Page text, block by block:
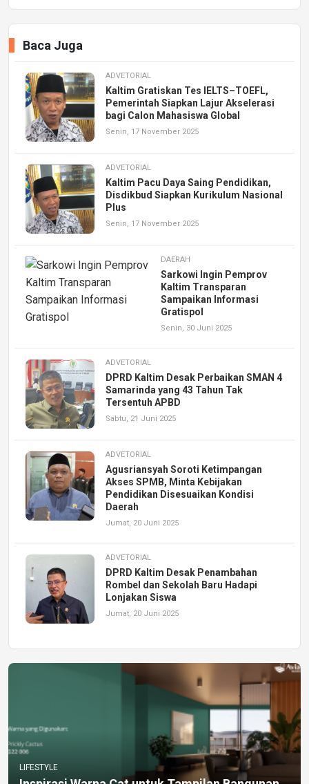
Baca Juga
ADVETORIAL
Kaltim Gratiskan Tes IELTS–TOEFL,
Pemerintah Siapkan Lajur Akselerasi
bagi Calon Mahasiswa Global
Senin, 17 November 2025
ADVETORIAL
Kaltim Pacu Daya Saing Pendidikan,
Disdikbud Siapkan Kurikulum Nasional
Plus
Senin, 17 November 2025
DAERAH
Sarkowi Ingin Pemprov
Kaltim Transparan
Sampaikan Informasi
Gratispol
Senin, 30 Juni 2025
ADVETORIAL
DPRD Kaltim Desak Perbaikan SMAN 4
Samarinda yang 43 Tahun Tak
Tersentuh APBD
Sabtu, 21 Juni 2025
ADVETORIAL
Agusriansyah Soroti Ketimpangan
Akses SPMB, Minta Kebijakan
Pendidikan Disesuaikan Kondisi
Daerah
Jumat, 20 Juni 2025
ADVETORIAL
DPRD Kaltim Desak Penambahan
Rombel dan Sekolah Baru Hadapi
Lonjakan Siswa
Jumat, 20 Juni 2025
LIFESTYLE